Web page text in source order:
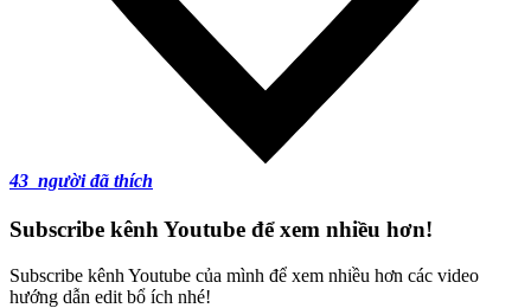
43 người đã thích
Subscribe kênh Youtube để xem nhiều hơn!
Subscribe kênh Youtube của mình để xem nhiều hơn các video
hướng dẫn edit bổ ích nhé!